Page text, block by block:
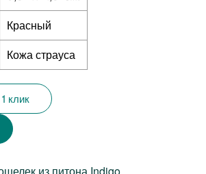
Красный
Кожа страуса
клик